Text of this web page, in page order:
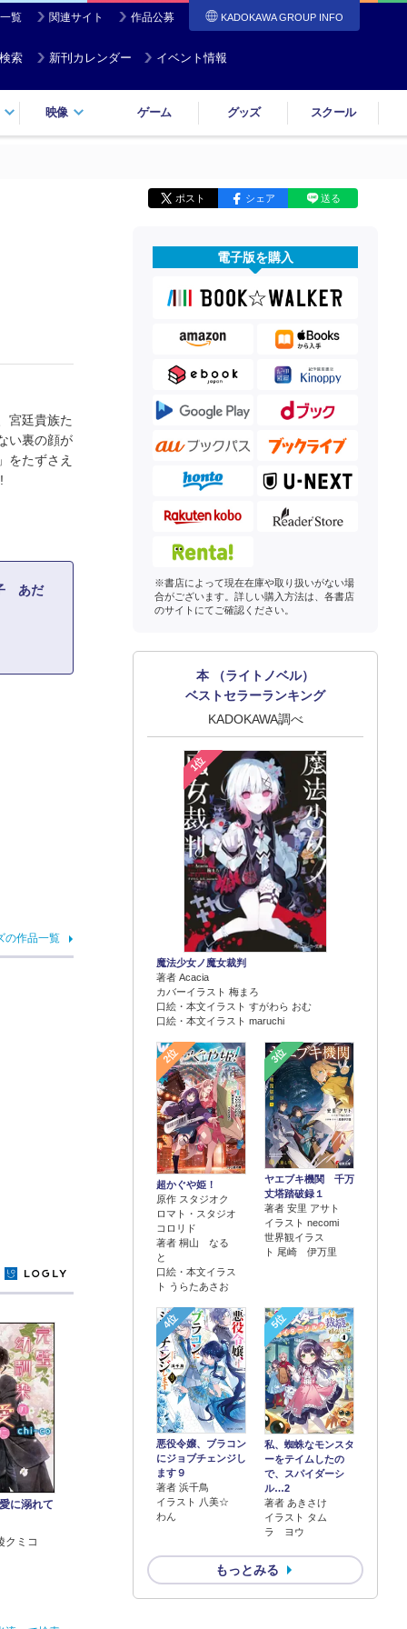
覧 関連サイト 作品公募 KADOKAWA GROUP INFO
索 新刊カレンダー イベント情報
映像 ゲーム グッズ スクール
ポスト シェア 送る
宮廷貴族た
い裏の顔が
をたずさえ
あだ
の作品一覧
電子版を購入
※書店によって現在在庫や取り扱いがない場
合がございます。詳しい購入方法は、各書店
のサイトにてご確認ください。
本 （ライトノベル）
ベストセラーランキング
KADOKAWA調べ
1位
魔法少女ノ魔女裁判
著者 Acacia
カバーイラスト 梅まろ
口絵・本文イラスト すがわら おむ
口絵・本文イラスト maruchi
2位
超かぐや姫！
原作 スタジオク
ロマト・スタジオ
コロリド
著者 桐山 なる
と
口絵・本文イラス
ト うらたあさお
3位
ヤエブキ機関 千万
丈塔踏破録１
著者 安里 アサト
イラスト necomi
世界観イラス
ト 尾崎 伊万里
4位
悪役令嬢、ブラコン
にジョブチェンジし
ます９
著者 浜千鳥
イラスト 八美☆
わん
5位
私、蜘蛛なモンスタ
ーをテイムしたの
で、スパイダーシ
ル…2
著者 あきさけ
イラスト タム
ラ ヨウ
もっとみる
に溺れて
クミコ